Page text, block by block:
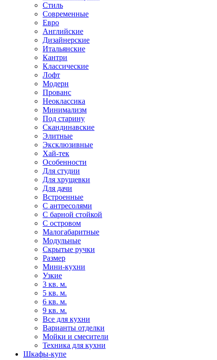
Стиль
Современные
Евро
Английские
Дизайнерские
Итальянские
Кантри
Классические
Лофт
Модерн
Прованс
Неоклассика
Минимализм
Под старину
Скандинавские
Элитные
Эксклюзивные
Хай-тек
Особенности
Для студии
Для хрущевки
Для дачи
Встроенные
С антресолями
С барной стойкой
С островом
Малогабаритные
Модульные
Скрытые ручки
Размер
Мини-кухни
Узкие
3 кв. м.
5 кв. м.
6 кв. м.
9 кв. м.
Все для кухни
Варианты отделки
Мойки и смесители
Техника для кухни
Шкафы-купе